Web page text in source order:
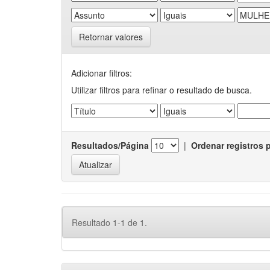
Retornar valores
Adicionar filtros:
Utilizar filtros para refinar o resultado de busca.
Resultados/Página | Ordenar registros
Resultado 1-1 de 1.